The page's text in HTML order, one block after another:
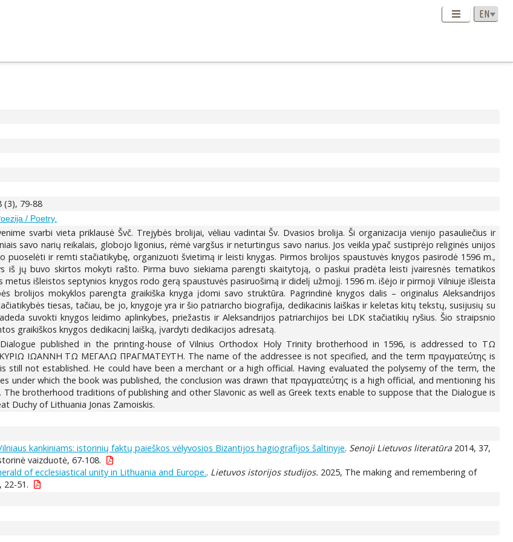
(3), 79-88
/ Poetry.
svarbi vieta priklausė Švč. Trejybės brolijai, vėliau vadintai Šv. Dvasios brolija. Ši organizacija vienijo pasauliečius ir
savo narių reikalais, globojo ligonius, rėmė vargšus ir neturtingus savo narius. Jos veikla ypač sustiprėjo religinės unijos
puoselėti ir remti stačiatikybę, organizuoti švietimą ir leisti knygas. Pirmos brolijos spaustuvės knygos pasirodė 1596 m.,
iš jų buvo skirtos mokyti rašto. Pirma buvo siekiama parengti skaitytoją, o paskui pradėta leisti įvairesnės tematikos
metus išleistos septynios knygos rodo gerą spaustuvės pasiruošimą ir didelį užmojį. 1596 m. išėjo ir pirmoji Vilniuje išleista
brolijos mokyklos parengta graikiška knyga įdomi savo struktūra. Pagrindinė knygos dalis – originalus Aleksandrijos
tiesas, tačiau, be jo, knygoje yra ir šio patriarcho biografija, dedikacinis laiškas ir keletas kitų tekstų, susijusių su
suvokti knygos leidimo aplinkybes, priežastis ir Aleksandrijos patriarchijos bei LDK stačiatikių ryšius. Šio straipsnio
graikiškos knygos dedikacinį laišką, įvardyti dedikacijos adresatą.
published in the printing-house of Vilnius Orthodox Holy Trinity brotherhood in 1596, is addressed to ΤΩ
ΙΩΑΝΝΗ ΤΩ ΜΕΓΑΛΩ ΠΡΑΓΜΑΤΕΥΤΗ. The name of the addressee is not specified, and the term πραγματεύτης is
not established. He could have been a merchant or a high official. Having evaluated the polysemy of the term, the
under which the book was published, the conclusion was drawn that πραγματεύτης is a high official, and mentioning his
brotherhood traditions of publishing and other Slavonic as well as Greek texts enable to suppose that the Dialogue is
Duchy of Lithuania Jonas Zamoiskis.
kankiniams: istorinių faktų paieškos vėlyvosios Bizantijos hagiografijos šaltinyje. Senoji Lietuvos literatūra2014, 37,
vaizduotė, 67-108.
of ecclesiastical unity in Lithuania and Europe.. Lietuvos istorijos studijos. 2025, The making and remembering of
22-51.